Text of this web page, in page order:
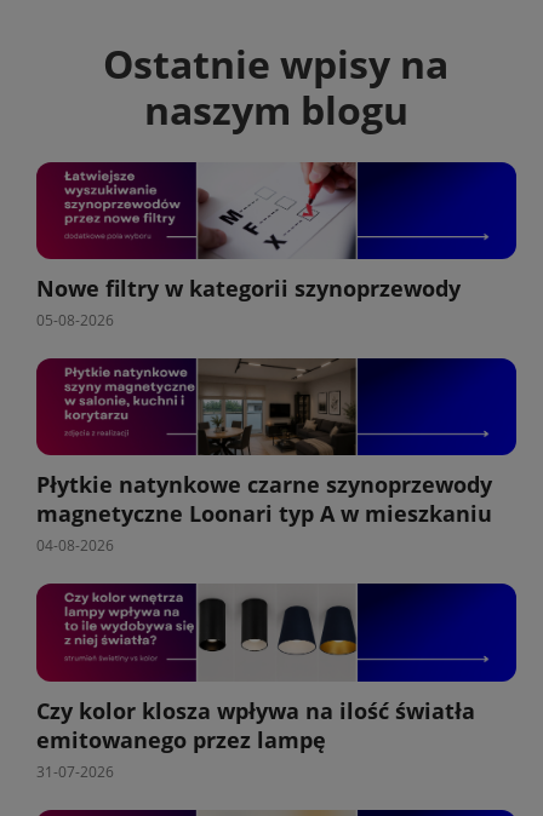
Ostatnie wpisy na
naszym blogu
Nowe filtry w kategorii szynoprzewody
05-08-2026
Płytkie natynkowe czarne szynoprzewody
magnetyczne Loonari typ A w mieszkaniu
04-08-2026
Czy kolor klosza wpływa na ilość światła
emitowanego przez lampę
31-07-2026